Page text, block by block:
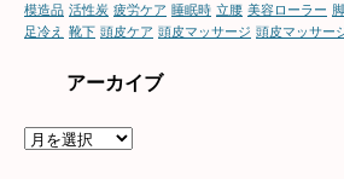
模造品 活性炭 疲労ケア 睡眠時 立腰 美容ローラー
足冷え 靴下 頭皮ケア 頭皮マッサージ 頭皮マッサー
アーカイブ
ア